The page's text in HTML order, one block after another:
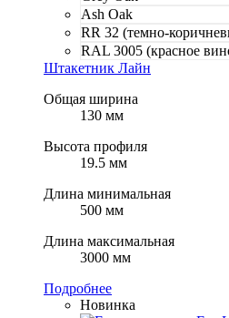
Ash Oak
RR 32 (темно-
RAL 3005 (красное
Штакетник Лайн
Общая ширина
130 мм
Высота профиля
19.5 мм
Длина минимальная
500 мм
Длина максимальная
3000 мм
Подробнее
Новинка